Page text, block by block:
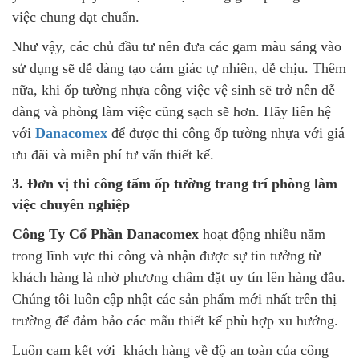
việc chung đạt chuẩn.
Như vậy, các chủ đầu tư nên đưa các gam màu sáng vào
sử dụng sẽ dễ dàng tạo cảm giác tự nhiên, dễ chịu. Thêm
nữa, khi ốp tường nhựa công việc vệ sinh sẽ trở nên dễ
dàng và phòng làm việc cũng sạch sẽ hơn. Hãy liên hệ
với Danacomex để được thi công ốp tường nhựa với giá
ưu đãi và miễn phí tư vấn thiết kế.
3. Đơn vị thi công tấm ốp tường trang trí phòng làm
việc chuyên nghiệp
Công Ty Cổ Phần Danacomex hoạt động nhiều năm
trong lĩnh vực thi công và nhận được sự tin tưởng từ
khách hàng là nhờ phương châm đặt uy tín lên hàng đầu.
Chúng tôi luôn cập nhật các sản phẩm mới nhất trên thị
trường để đảm bảo các mẫu thiết kế phù hợp xu hướng.
Luôn cam kết với khách hàng về độ an toàn của công